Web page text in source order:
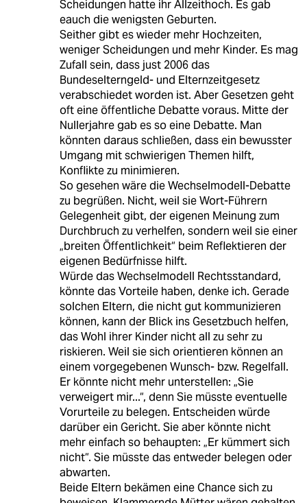
Scheidungen hatte ihr Allzeithoch. Es gab
eauch die wenigsten Geburten.
Seither gibt es wieder mehr Hochzeiten,
weniger Scheidungen und mehr Kinder. Es mag
Zufall sein, dass just 2006 das
Bundeselterngeld- und Elternzeitgesetz
verabschiedet worden ist. Aber Gesetzen geht
oft eine öffentliche Debatte voraus. Mitte der
Nullerjahre gab es so eine Debatte. Man
könnten daraus schließen, dass ein bewusster
Umgang mit schwierigen Themen hilft,
Konflikte zu minimieren.
So gesehen wäre die Wechselmodell-Debatte
zu begrüßen. Nicht, weil sie Wort-Führern
Gelegenheit gibt, der eigenen Meinung zum
Durchbruch zu verhelfen, sondern weil sie einer
„breiten Öffentlichkeit“ beim Reflektieren der
eigenen Bedürfnisse hilft.
Würde das Wechselmodell Rechtsstandard,
könnte das Vorteile haben, denke ich. Gerade
solchen Eltern, die nicht gut kommunizieren
können, kann der Blick ins Gesetzbuch helfen,
das Wohl ihrer Kinder nicht all zu sehr zu
riskieren. Weil sie sich orientieren können an
einem vorgegebenen Wunsch- bzw. Regelfall.
Er könnte nicht mehr unterstellen: „Sie
verweigert mir...“, denn Sie müsste eventuelle
Vorurteile zu belegen. Entscheiden würde
darüber ein Gericht. Sie aber könnte nicht
mehr einfach so behaupten: „Er kümmert sich
nicht“. Sie müsste das entweder belegen oder
abwarten.
Beide Eltern bekämen eine Chance sich zu